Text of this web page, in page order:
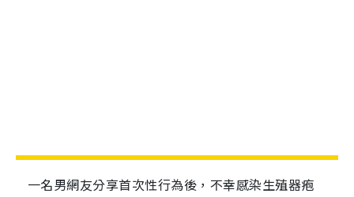
一名男網友分享首次性行為後，不幸感染生殖器疱